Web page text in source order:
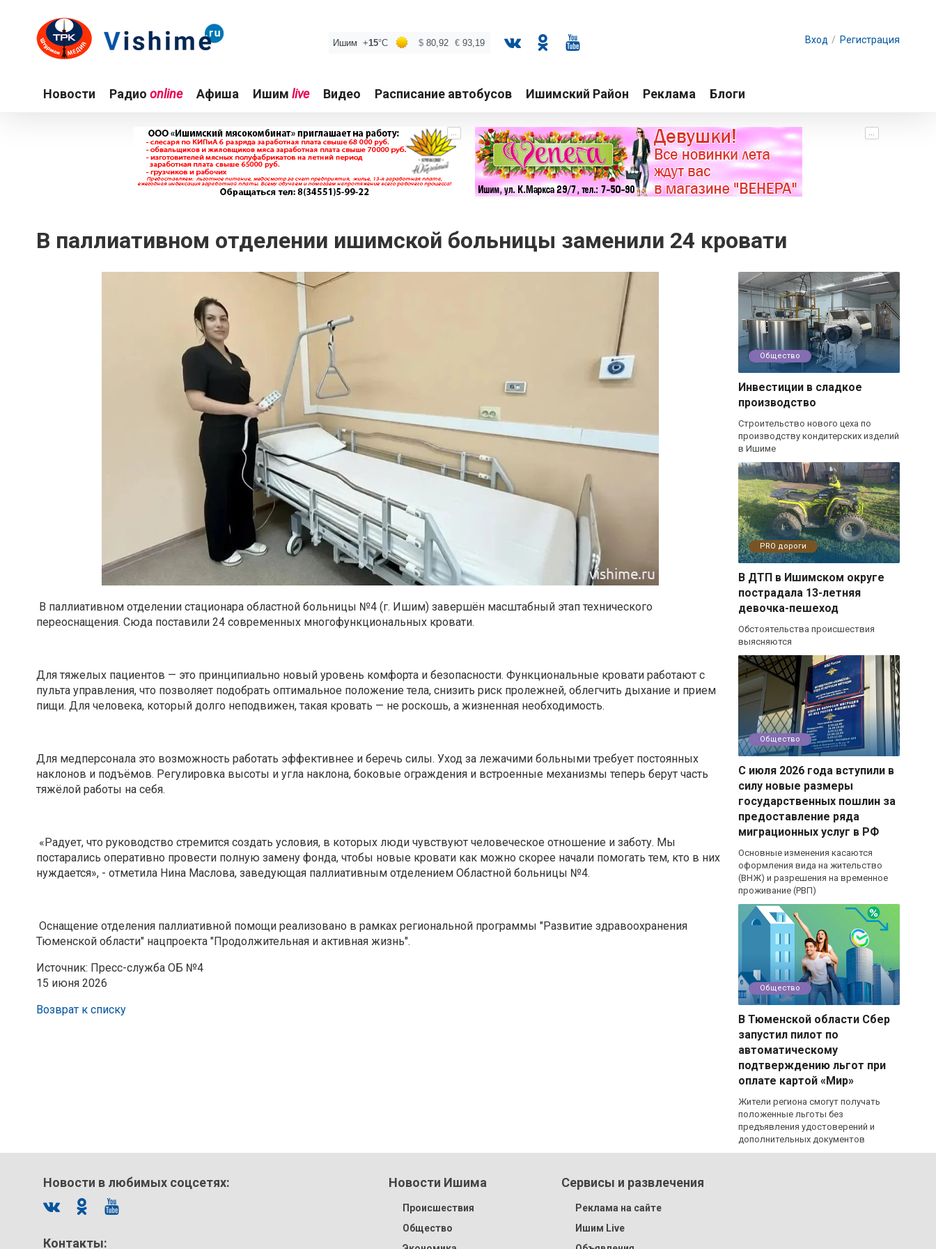
Вход / Регистрация
Новости Радио online Афиша Ишим live Видео Расписание автобусов Ишимский Район Реклама Блоги
... ...
В паллиативном отделении ишимской больницы заменили 24 кровати
В паллиативном отделении стационара областной больницы №4 (г. Ишим) завершён масштабный этап технического
переоснащения. Сюда поставили 24 современных многофункциональных кровати.
Для тяжелых пациентов — это принципиально новый уровень комфорта и безопасности. Функциональные кровати работают с
пульта управления, что позволяет подобрать оптимальное положение тела, снизить риск пролежней, облегчить дыхание и прием
пищи. Для человека, который долго неподвижен, такая кровать — не роскошь, а жизненная необходимость.
Для медперсонала это возможность работать эффективнее и беречь силы. Уход за лежачими больными требует постоянных
наклонов и подъёмов. Регулировка высоты и угла наклона, боковые ограждения и встроенные механизмы теперь берут часть
тяжёлой работы на себя.
«Радует, что руководство стремится создать условия, в которых люди чувствуют человеческое отношение и заботу. Мы
постарались оперативно провести полную замену фонда, чтобы новые кровати как можно скорее начали помогать тем, кто в них
нуждается», - отметила Нина Маслова, заведующая паллиативным отделением Областной больницы №4.
Оснащение отделения паллиативной помощи реализовано в рамках региональной программы "Развитие здравоохранения
Тюменской области" нацпроекта "Продолжительная и активная жизнь".
Источник: Пресс-служба ОБ №4
15 июня 2026
Возврат к списку
Общество
Инвестиции в сладкое
производство
Строительство нового цеха по
производству кондитерских изделий
в Ишиме
PRO дороги
В ДТП в Ишимском округе
пострадала 13-летняя
девочка-пешеход
Обстоятельства происшествия
выясняются
Общество
С июля 2026 года вступили в
силу новые размеры
государственных пошлин за
предоставление ряда
миграционных услуг в РФ
Основные изменения касаются
оформления вида на жительство
(ВНЖ) и разрешения на временное
проживание (РВП)
Общество
В Тюменской области Сбер
запустил пилот по
автоматическому
подтверждению льгот при
оплате картой «Мир»
Жители региона смогут получать
положенные льготы без
предъявления удостоверений и
дополнительных документов
Новости в любимых соцсетях:
Контакты:
Новости Ишима
Происшествия
Общество
Сервисы и развлечения
Реклама на сайте
Ишим Live